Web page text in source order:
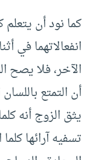
كما نود أن
انفعالاتهما في
الآخر، فلا يصح
أن التمتع
يثق الزوج أنه
تسفيه آرائها